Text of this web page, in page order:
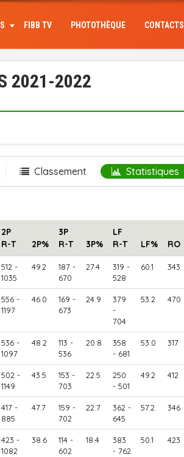
FIBB TV PHOTOTHÈQUE CONTACTS
2021-2022
Classement Statistiques
2P
R-T
2P%
3P
R-T
3P%
LF
R-T
LF% RO
512 -
1035
49.2
187 -
670
27.4
319 -
528
60.1 343
556 -
1197
46.0
169 -
673
24.9
379
-
704
53.2 470
536 -
1097
48.2
113 -
536
20.8
358
- 681
53.0 317
502 -
1149
43.5
153 -
703
22.5
250
- 501
49.2 412
417 -
885
47.7
159 -
702
22.7
362 -
645
57.2 346
423 -
1082
38.6
114 -
602
18.4
383
- 762
50.1 423